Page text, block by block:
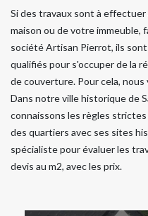
Si des travaux sont à
maison ou de votre immeuble,
société Artisan Pierrot, ils
qualifiés pour s'occuper de la
de couverture. Pour cela,
Dans notre ville historique de
connaissons les règles
des quartiers avec ses sites
spécialiste pour évaluer les
devis au m2, avec les prix.